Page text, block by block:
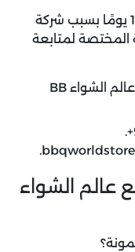
في حال تأخر الشحنة لأكثر من 14 يومًا بسبب شركة
المختصة لمتابعة
طرق التواصل مع خدمة عملاء متجر عالم الشواء BB
عالم الشواء